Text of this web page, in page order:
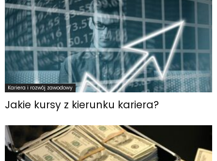
Kariera i rozwój zawodowy
Jakie kursy z kierunku kariera?